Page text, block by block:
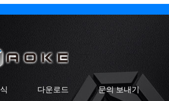
다운로드 문의 보내기